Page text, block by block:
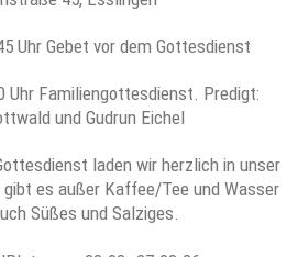
Uhr Gebet vor dem Gottesdienst
Uhr Familiengottesdienst. Predigt:
und Gudrun Eichel
laden wir herzlich in unser
es außer Kaffee/Tee und Wasser
Süßes und Salziges.